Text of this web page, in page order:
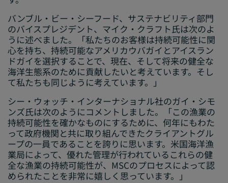
バンブル・ビー・シーフード、サステナビリティ部門
のバイスプレジデント、マイク・クラフト氏は次のよ
うに述べました。「私たちのお客様は持続可能性に関
心を持ち、持続可能なアメリカウバガイとアイスラン
ドガイを選択することで、現在、そして将来の健全な
海洋生態系のために貢献したいと考えています。そし
て私たちも同じように考えています。」
シー・ウォッチ・インターナショナル社のガイ・シモ
ンズ氏は次のようにコメントしました。「この漁業の
持続可能性を確かなものにするために、何年にもわた
って政府機関と共に取り組んできたクライアントグル
ープの一員であることを誇りに思います。米国海洋漁
業局によって、優れた管理が行われているこれらの健
全な漁業の持続可能性が、MSCのプロセスによって認
められたことを非常に嬉しく思っています。」